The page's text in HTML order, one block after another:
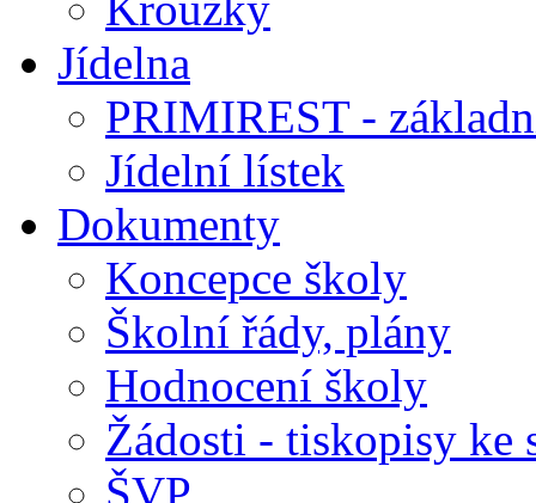
Jídelna
PRIMIREST -
Jídelní lístek
Dokumenty
Koncepce školy
Školní řády, plány
Hodnocení školy
Žádosti - tiskopisy ke